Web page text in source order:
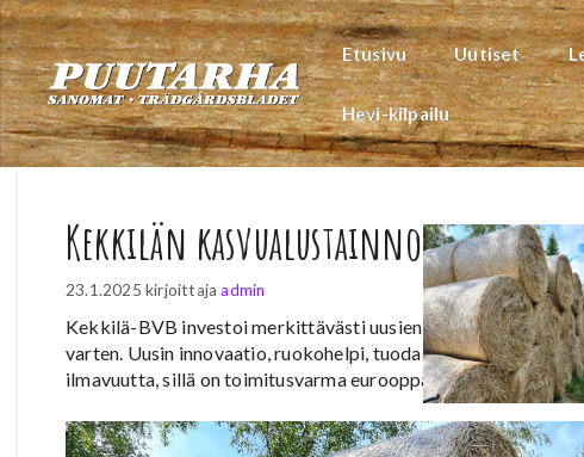
Siirry
sisältöön
Etusivu Uutiset
Hevi-kilpailu
Kekkilän kasvualustainnovaatio on
23.1.2025 kirjoittajaadmin
Kekkilä-BVB investoi merkittävästi uusien, uusiutuvien ja
varten. Uusin innovaatio, ruokohelpi, tuodaan markkinoille
ilmavuutta, sillä on toimitusvarma eurooppalainen